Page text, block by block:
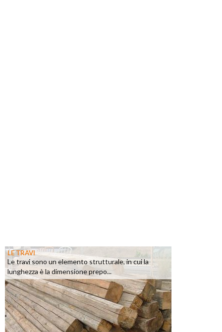
LE TRAVI
Le travi sono un elemento strutturale, in cui la
lunghezza è la dimensione prepo...